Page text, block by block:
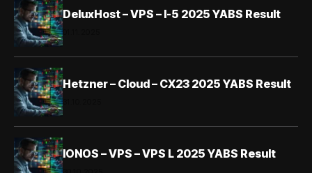
DeluxHost – VPS – I-5 2025 YABS Result
Hetzner – Cloud – CX23 2025 YABS Result
IONOS – VPS – VPS L 2025 YABS Result